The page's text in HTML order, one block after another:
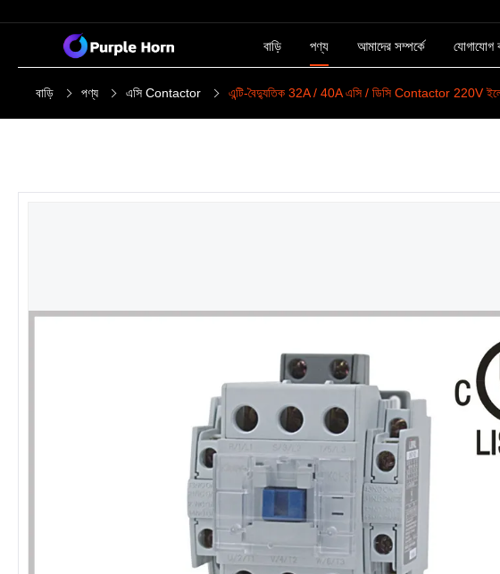
বাড়ি পণ্য আমাদের সম্পর্কে
বাড়ি পণ্য এসি Contactor এন্টি-বৈদ্যুতিক 32A / 40A এসি / ডিসি Contactor 220V